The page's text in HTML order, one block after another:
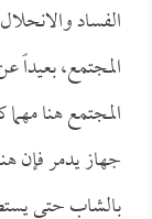
الفساد
المجتمع، بعيداً
المجتمع هنا
جهاز يدمر فإن
بالشاب حتى